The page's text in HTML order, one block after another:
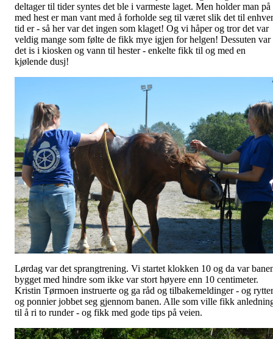
deltager til tider syntes det ble i varmeste laget. Men holder man på
med hest er man vant med å forholde seg til været slik det til enhver
tid er - så her var det ingen som klaget! Og vi håper og tror det var
veldig mange som følte de fikk mye igjen for helgen! Dessuten var
det is i kiosken og vann til hester - enkelte fikk til og med en
kjølende dusj!
Lørdag var det sprangtrening. Vi startet klokken 10 og da var
bygget med hindre som ikke var stort høyere enn 10 centimeter.
Kristin Tørmoen instruerte og ga råd og tilbakemeldinger - og
og ponnier jobbet seg gjennom banen. Alle som ville fikk
til å ri to runder - og fikk med gode tips på veien.